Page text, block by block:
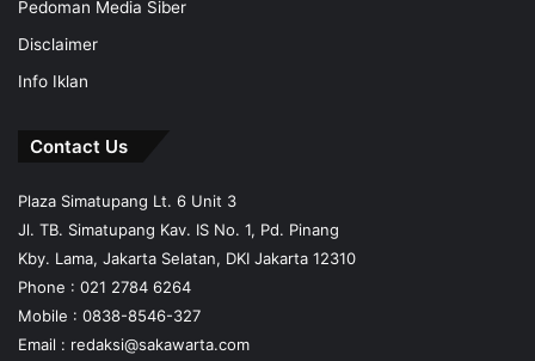
Pedoman Media Siber
Disclaimer
Info Iklan
Contact Us
Plaza Simatupang Lt. 6 Unit 3
Jl. TB. Simatupang Kav. IS No. 1, Pd. Pinang
Kby. Lama, Jakarta Selatan, DKI Jakarta 12310
Phone : 021 2784 6264
Mobile : 0838-8546-327
Email : redaksi@sakawarta.com